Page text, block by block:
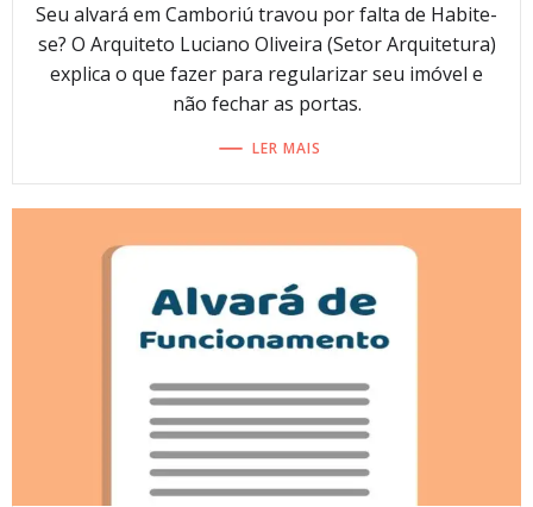
Seu alvará em Camboriú travou por falta de Habite-
se? O Arquiteto Luciano Oliveira (Setor Arquitetura)
explica o que fazer para regularizar seu imóvel e
não fechar as portas.
LER MAIS